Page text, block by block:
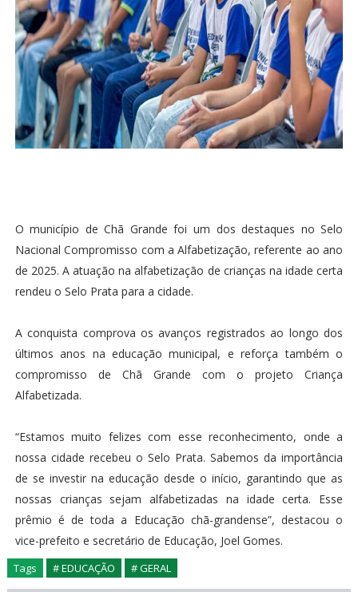
O município de Chã Grande foi um dos destaques no Selo
Nacional Compromisso com a Alfabetização, referente ao ano
de 2025. A atuação na alfabetização de crianças na idade certa
rendeu o Selo Prata para a cidade.
A conquista comprova os avanços registrados ao longo dos
últimos anos na educação municipal, e reforça também o
compromisso de Chã Grande com o projeto Criança
Alfabetizada.
“Estamos muito felizes com esse reconhecimento, onde a
nossa cidade recebeu o Selo Prata. Sabemos da importância
de se investir na educação desde o início, garantindo que as
nossas crianças sejam alfabetizadas na idade certa. Esse
prêmio é de toda a Educação chã-grandense”, destacou o
vice-prefeito e secretário de Educação, Joel Gomes.
Tags # EDUCAÇÃO # GERAL